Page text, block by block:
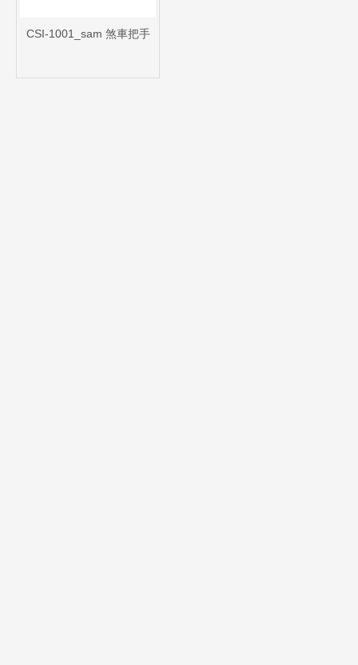
CSI-1001_sam 煞車把手